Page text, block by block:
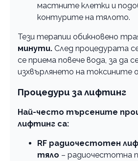
мастните клетки и
контурите на тялото.
Тези терапии обикновено
минути. След процедурата
се приема повече вода, за да
изхвърлянето на токсините
Процедури за лифтинг
Най-често търсените
лифтинг са:
RF радиочестотен
тяло – радиочестотна